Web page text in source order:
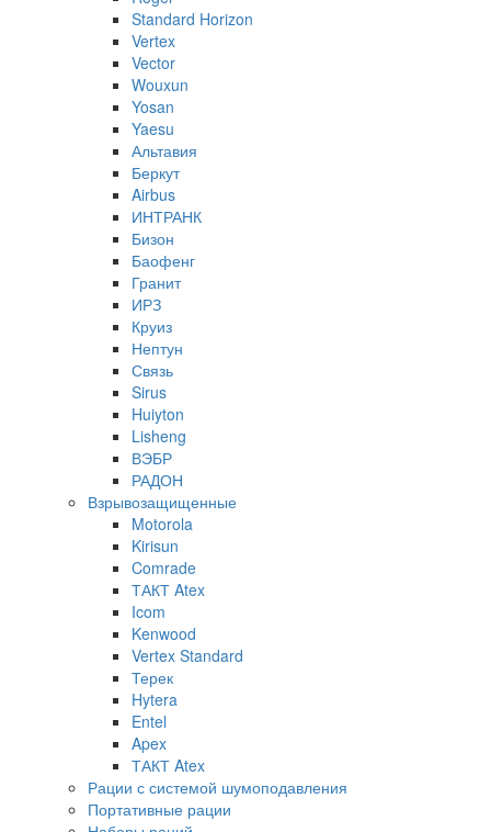
Standard Horizon
Vertex
Vector
Wouxun
Yosan
Yaesu
Альтавия
Беркут
Airbus
ИНТРАНК
Бизон
Баофенг
Гранит
ИРЗ
Круиз
Нептун
Связь
Sirus
Huiyton
Lisheng
ВЭБР
РАДОН
Взрывозащищенные
Motorola
Kirisun
Comrade
ТАКТ Atex
Icom
Kenwood
Vertex Standard
Терек
Hytera
Entel
Apex
ТАКТ Atex
Рации с системой шумоподавления
Портативные рации